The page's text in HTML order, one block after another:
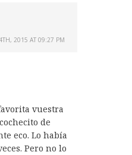
2015 AT 09:27 PM
vuestra
de
eco. Lo había
Pero no lo